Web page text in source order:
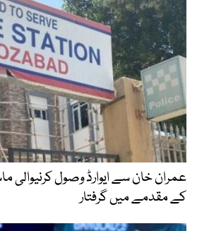
عمران خان سے ایوارڈ وصول کرنیوالی
کے مقدمے میں گرفتار